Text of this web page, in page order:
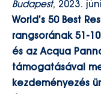
Budapest, 2023.
World’s 50 Best
rangsorának 51-
és az Acqua
támogatásával
kezdeményezés